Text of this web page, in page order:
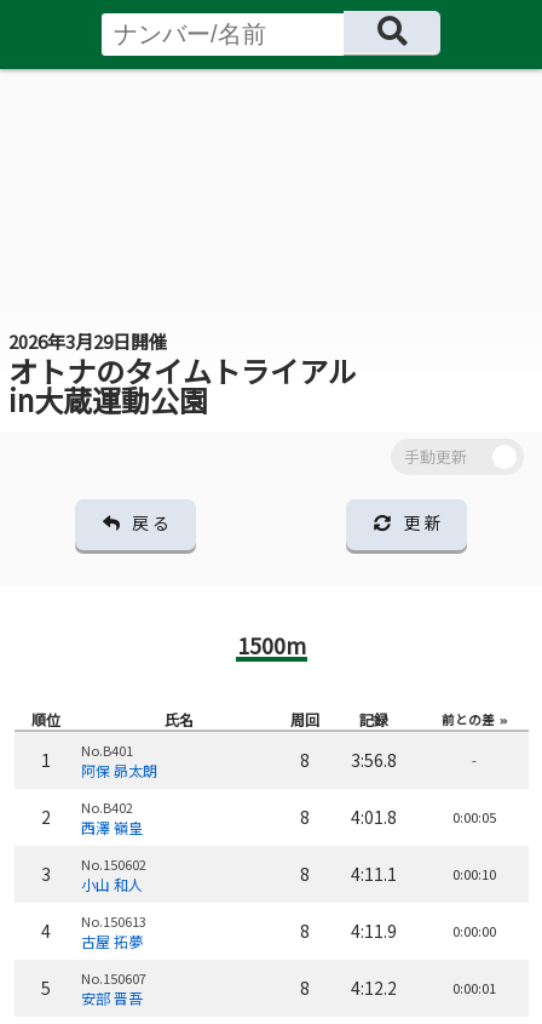
2026年3月29日開催
オトナのタイムトライアル
in大蔵運動公園
戻 る 更 新
1500m
順位 氏名 周回 記録 前との差
1 No.B401
阿保 昴太朗 8 3:56.8 -
2 No.B402
西澤 嶺皇 8 4:01.8 0:00:05
3 No.150602
小山 和人 8 4:11.1 0:00:10
4 No.150613
古屋 拓夢 8 4:11.9 0:00:00
5 No.150607
安部 晋吾 8 4:12.2 0:00:01